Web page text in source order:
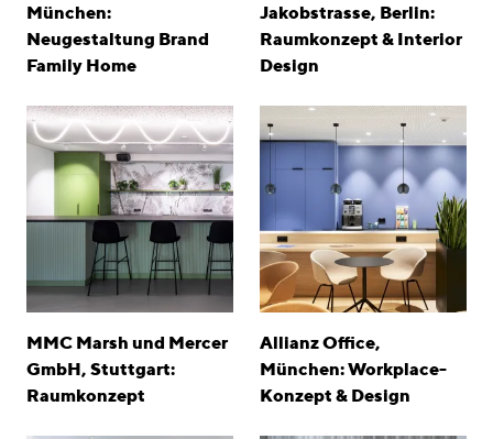
München:
Neugestaltung Brand
Family Home
Jakobstrasse, Berlin:
Raumkonzept & Interior
Design
MMC Marsh und Mercer
GmbH, Stuttgart:
Raumkonzept
Allianz Office,
München: Workplace-
Konzept & Design